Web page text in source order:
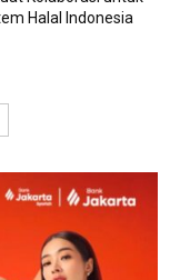
Halal Indonesia